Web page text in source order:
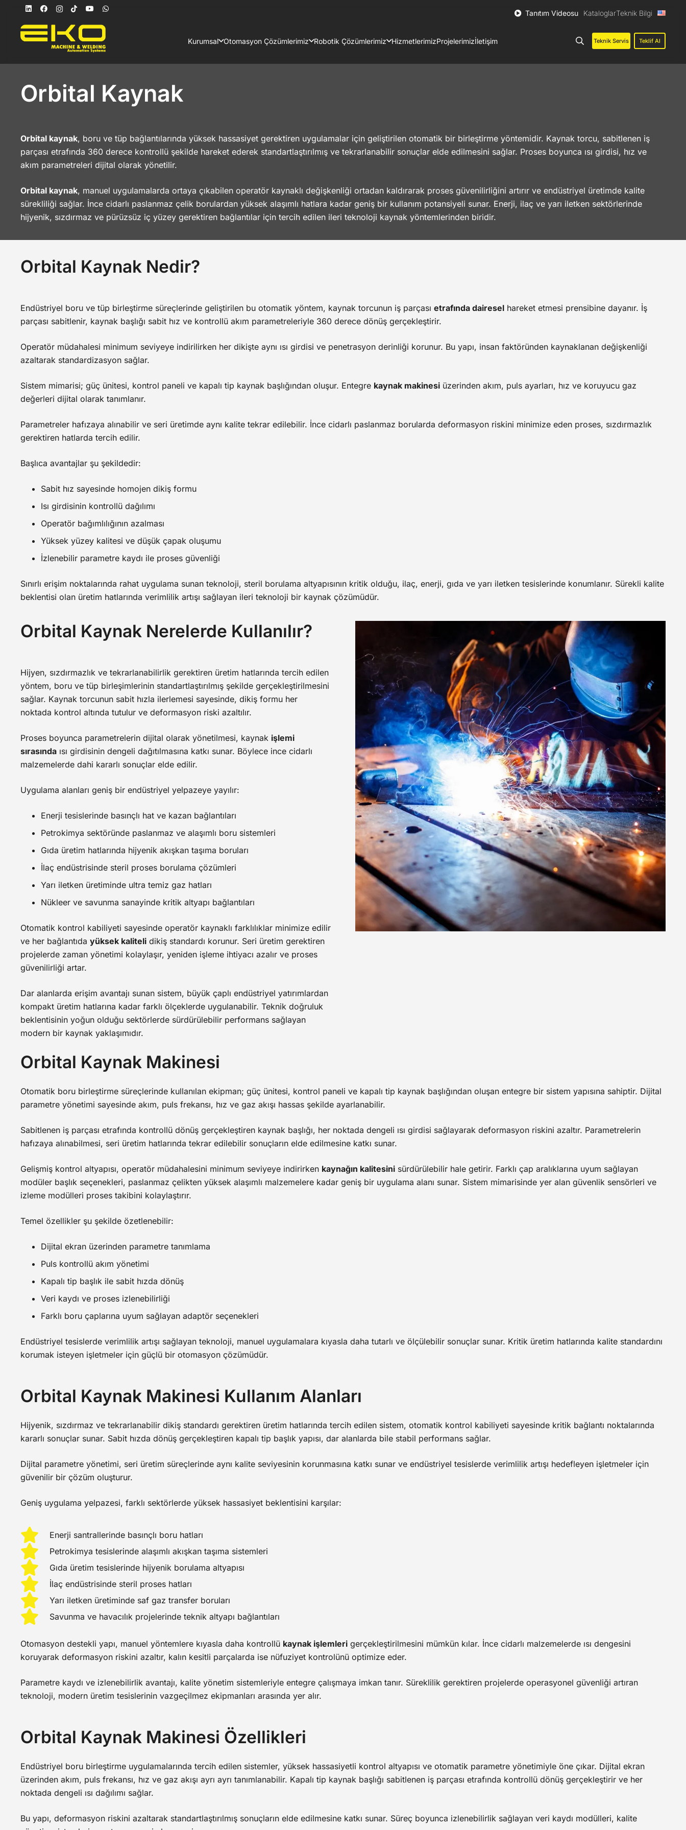
Tanıtım Videosu KataloglarTeknik Bilgi
Kurumsal Otomasyon Çözümlerimiz Robotik Çözümlerimiz HizmetlerimizProjelerimizİletişim Teknik Servis Teklif Al
Orbital Kaynak
Orbital kaynak, boru ve tüp bağlantılarında yüksek hassasiyet gerektiren uygulamalar için geliştirilen otomatik bir birleştirme yöntemidir. Kaynak torcu, sabitlenen iş
parçası etrafında 360 derece kontrollü şekilde hareket ederek standartlaştırılmış ve tekrarlanabilir sonuçlar elde edilmesini sağlar. Proses boyunca ısı girdisi, hız ve
akım parametreleri dijital olarak yönetilir.
Orbital kaynak, manuel uygulamalarda ortaya çıkabilen operatör kaynaklı değişkenliği ortadan kaldırarak proses güvenilirliğini artırır ve endüstriyel üretimde kalite
sürekliliği sağlar. İnce cidarlı paslanmaz çelik borulardan yüksek alaşımlı hatlara kadar geniş bir kullanım potansiyeli sunar. Enerji, ilaç ve yarı iletken sektörlerinde
hijyenik, sızdırmaz ve pürüzsüz iç yüzey gerektiren bağlantılar için tercih edilen ileri teknoloji kaynak yöntemlerinden biridir.
Orbital Kaynak Nedir?
Endüstriyel boru ve tüp birleştirme süreçlerinde geliştirilen bu otomatik yöntem, kaynak torcunun iş parçası etrafında dairesel hareket etmesi prensibine dayanır. İş
parçası sabitlenir, kaynak başlığı sabit hız ve kontrollü akım parametreleriyle 360 derece dönüş gerçekleştirir.
Operatör müdahalesi minimum seviyeye indirilirken her dikişte aynı ısı girdisi ve penetrasyon derinliği korunur. Bu yapı, insan faktöründen kaynaklanan değişkenliği
azaltarak standardizasyon sağlar.
Sistem mimarisi; güç ünitesi, kontrol paneli ve kapalı tip kaynak başlığından oluşur. Entegre kaynak makinesi üzerinden akım, puls ayarları, hız ve koruyucu gaz
değerleri dijital olarak tanımlanır.
Parametreler hafızaya alınabilir ve seri üretimde aynı kalite tekrar edilebilir. İnce cidarlı paslanmaz borularda deformasyon riskini minimize eden proses, sızdırmazlık
gerektiren hatlarda tercih edilir.
Başlıca avantajlar şu şekildedir:
Sabit hız sayesinde homojen dikiş formu
Isı girdisinin kontrollü dağılımı
Operatör bağımlılığının azalması
Yüksek yüzey kalitesi ve düşük çapak oluşumu
İzlenebilir parametre kaydı ile proses güvenliği
Sınırlı erişim noktalarında rahat uygulama sunan teknoloji, steril borulama altyapısının kritik olduğu, ilaç, enerji, gıda ve yarı iletken tesislerinde konumlanır. Sürekli kalite
beklentisi olan üretim hatlarında verimlilik artışı sağlayan ileri teknoloji bir kaynak çözümüdür.
Orbital Kaynak Nerelerde Kullanılır?
Hijyen, sızdırmazlık ve tekrarlanabilirlik gerektiren üretim hatlarında tercih edilen
yöntem, boru ve tüp birleşimlerinin standartlaştırılmış şekilde gerçekleştirilmesini
sağlar. Kaynak torcunun sabit hızla ilerlemesi sayesinde, dikiş formu her
noktada kontrol altında tutulur ve deformasyon riski azaltılır.
Proses boyunca parametrelerin dijital olarak yönetilmesi, kaynak işlemi
sırasında ısı girdisinin dengeli dağıtılmasına katkı sunar. Böylece ince cidarlı
malzemelerde dahi kararlı sonuçlar elde edilir.
Uygulama alanları geniş bir endüstriyel yelpazeye yayılır:
Enerji tesislerinde basınçlı hat ve kazan bağlantıları
Petrokimya sektöründe paslanmaz ve alaşımlı boru sistemleri
Gıda üretim hatlarında hijyenik akışkan taşıma boruları
İlaç endüstrisinde steril proses borulama çözümleri
Yarı iletken üretiminde ultra temiz gaz hatları
Nükleer ve savunma sanayinde kritik altyapı bağlantıları
Otomatik kontrol kabiliyeti sayesinde operatör kaynaklı farklılıklar minimize edilir
ve her bağlantıda yüksek kaliteli dikiş standardı korunur. Seri üretim gerektiren
projelerde zaman yönetimi kolaylaşır, yeniden işleme ihtiyacı azalır ve proses
güvenilirliği artar.
Dar alanlarda erişim avantajı sunan sistem, büyük çaplı endüstriyel yatırımlardan
kompakt üretim hatlarına kadar farklı ölçeklerde uygulanabilir. Teknik doğruluk
beklentisinin yoğun olduğu sektörlerde sürdürülebilir performans sağlayan
modern bir kaynak yaklaşımıdır.
Orbital Kaynak Makinesi
Otomatik boru birleştirme süreçlerinde kullanılan ekipman; güç ünitesi, kontrol paneli ve kapalı tip kaynak başlığından oluşan entegre bir sistem yapısına sahiptir. Dijital
parametre yönetimi sayesinde akım, puls frekansı, hız ve gaz akışı hassas şekilde ayarlanabilir.
Sabitlenen iş parçası etrafında kontrollü dönüş gerçekleştiren kaynak başlığı, her noktada dengeli ısı girdisi sağlayarak deformasyon riskini azaltır. Parametrelerin
hafızaya alınabilmesi, seri üretim hatlarında tekrar edilebilir sonuçların elde edilmesine katkı sunar.
Gelişmiş kontrol altyapısı, operatör müdahalesini minimum seviyeye indirirken kaynağın kalitesini sürdürülebilir hale getirir. Farklı çap aralıklarına uyum sağlayan
modüler başlık seçenekleri, paslanmaz çelikten yüksek alaşımlı malzemelere kadar geniş bir uygulama alanı sunar. Sistem mimarisinde yer alan güvenlik sensörleri ve
izleme modülleri proses takibini kolaylaştırır.
Temel özellikler şu şekilde özetlenebilir:
Dijital ekran üzerinden parametre tanımlama
Puls kontrollü akım yönetimi
Kapalı tip başlık ile sabit hızda dönüş
Veri kaydı ve proses izlenebilirliği
Farklı boru çaplarına uyum sağlayan adaptör seçenekleri
Endüstriyel tesislerde verimlilik artışı sağlayan teknoloji, manuel uygulamalara kıyasla daha tutarlı ve ölçülebilir sonuçlar sunar. Kritik üretim hatlarında kalite standardını
korumak isteyen işletmeler için güçlü bir otomasyon çözümüdür.
Orbital Kaynak Makinesi Kullanım Alanları
Hijyenik, sızdırmaz ve tekrarlanabilir dikiş standardı gerektiren üretim hatlarında tercih edilen sistem, otomatik kontrol kabiliyeti sayesinde kritik bağlantı noktalarında
kararlı sonuçlar sunar. Sabit hızda dönüş gerçekleştiren kapalı tip başlık yapısı, dar alanlarda bile stabil performans sağlar.
Dijital parametre yönetimi, seri üretim süreçlerinde aynı kalite seviyesinin korunmasına katkı sunar ve endüstriyel tesislerde verimlilik artışı hedefleyen işletmeler için
güvenilir bir çözüm oluşturur.
Geniş uygulama yelpazesi, farklı sektörlerde yüksek hassasiyet beklentisini karşılar:
Enerji santrallerinde basınçlı boru hatları
Petrokimya tesislerinde alaşımlı akışkan taşıma sistemleri
Gıda üretim tesislerinde hijyenik borulama altyapısı
İlaç endüstrisinde steril proses hatları
Yarı iletken üretiminde saf gaz transfer boruları
Savunma ve havacılık projelerinde teknik altyapı bağlantıları
Otomasyon destekli yapı, manuel yöntemlere kıyasla daha kontrollü kaynak işlemleri gerçekleştirilmesini mümkün kılar. İnce cidarlı malzemelerde ısı dengesini
koruyarak deformasyon riskini azaltır, kalın kesitli parçalarda ise nüfuziyet kontrolünü optimize eder.
Parametre kaydı ve izlenebilirlik avantajı, kalite yönetim sistemleriyle entegre çalışmaya imkan tanır. Süreklilik gerektiren projelerde operasyonel güvenliği artıran
teknoloji, modern üretim tesislerinin vazgeçilmez ekipmanları arasında yer alır.
Orbital Kaynak Makinesi Özellikleri
Endüstriyel boru birleştirme uygulamalarında tercih edilen sistemler, yüksek hassasiyetli kontrol altyapısı ve otomatik parametre yönetimiyle öne çıkar. Dijital ekran
üzerinden akım, puls frekansı, hız ve gaz akışı ayrı ayrı tanımlanabilir. Kapalı tip kaynak başlığı sabitlenen iş parçası etrafında kontrollü dönüş gerçekleştirir ve her
noktada dengeli ısı dağılımı sağlar.
Bu yapı, deformasyon riskini azaltarak standartlaştırılmış sonuçların elde edilmesine katkı sunar. Süreç boyunca izlenebilirlik sağlayan veri kaydı modülleri, kalite